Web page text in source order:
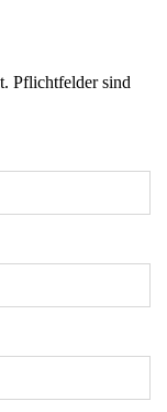
Pflichtfelder sind